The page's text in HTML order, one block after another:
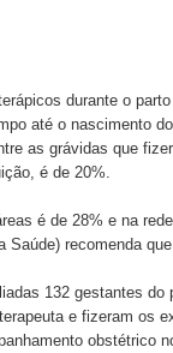
durante o
até o nascimento
as grávidas que
é de 20%.
é de 28% e na
Saúde) recomenda
132 gestantes
e fizeram os
obstétrico